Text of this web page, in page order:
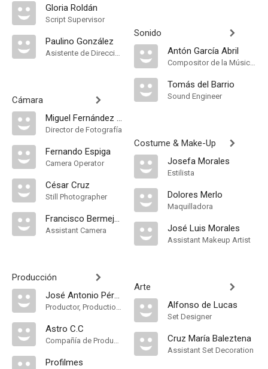
Gloria Roldán
Script Supervisor
Paulino González
Asistente de Dirección
Cámara
Miguel Fernández Mila
Director de Fotografía
Fernando Espiga
Camera Operator
César Cruz
Still Photographer
Francisco Bermejo Miranda
Assistant Camera
Producción
José Antonio Pérez Giner
Productor, Production Manager
Astro C.C
Compañía de Produccion
Profilmes
Sonido
Antón García Abril
Compositor de la Música Original
Tomás del Barrio
Sound Engineer
Costume & Make-Up
Josefa Morales
Estilista
Dolores Merlo
Maquilladora
José Luis Morales
Assistant Makeup Artist
Arte
Alfonso de Lucas
Set Designer
Cruz María Baleztena
Assistant Set Decoration